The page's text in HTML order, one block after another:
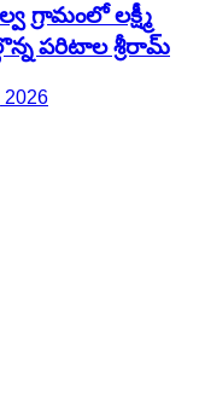
గ్రామంలో లక్ష్మీ
పరిటాల శ్రీరామ్
2026